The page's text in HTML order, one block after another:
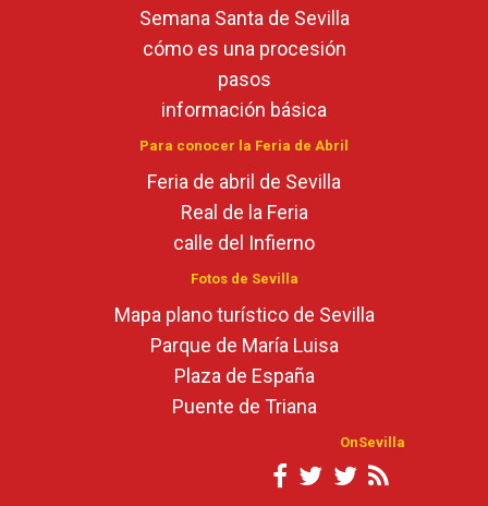
Semana Santa de Sevilla
cómo es una procesión
pasos
información básica
Para conocer la Feria de Abril
Feria de abril de Sevilla
Real de la Feria
calle del Infierno
Fotos de Sevilla
Mapa plano turístico de Sevilla
Parque de María Luisa
Plaza de España
Puente de Triana
OnSevilla